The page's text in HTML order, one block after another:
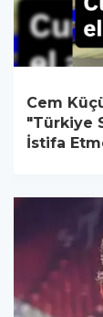
Cem
"Türkiye
İstifa